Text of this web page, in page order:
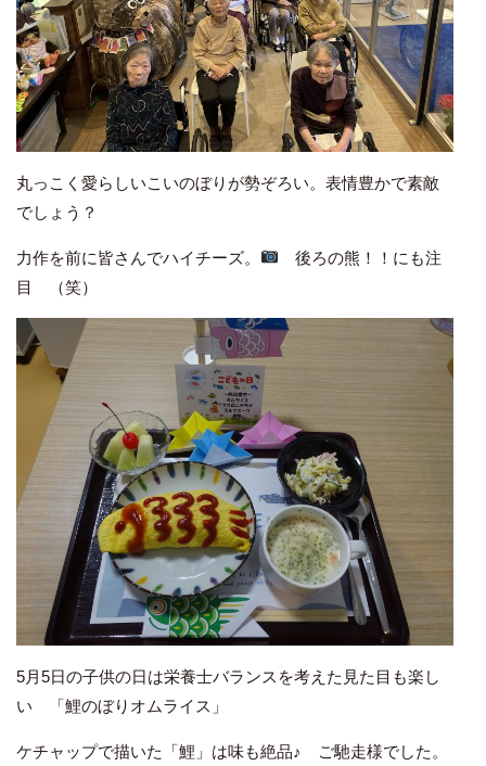
丸っこく愛らしいこいのぼりが勢ぞろい。表情豊かで素敵
でしょう？
力作を前に皆さんでハイチーズ。
後ろの熊！！にも注
目 （笑）
5月5日の子供の日は栄養士バランスを考えた見た目も楽し
い 「鯉のぼりオムライス」
ケチャップで描いた「鯉」は味も絶品♪ ご馳走様でした。